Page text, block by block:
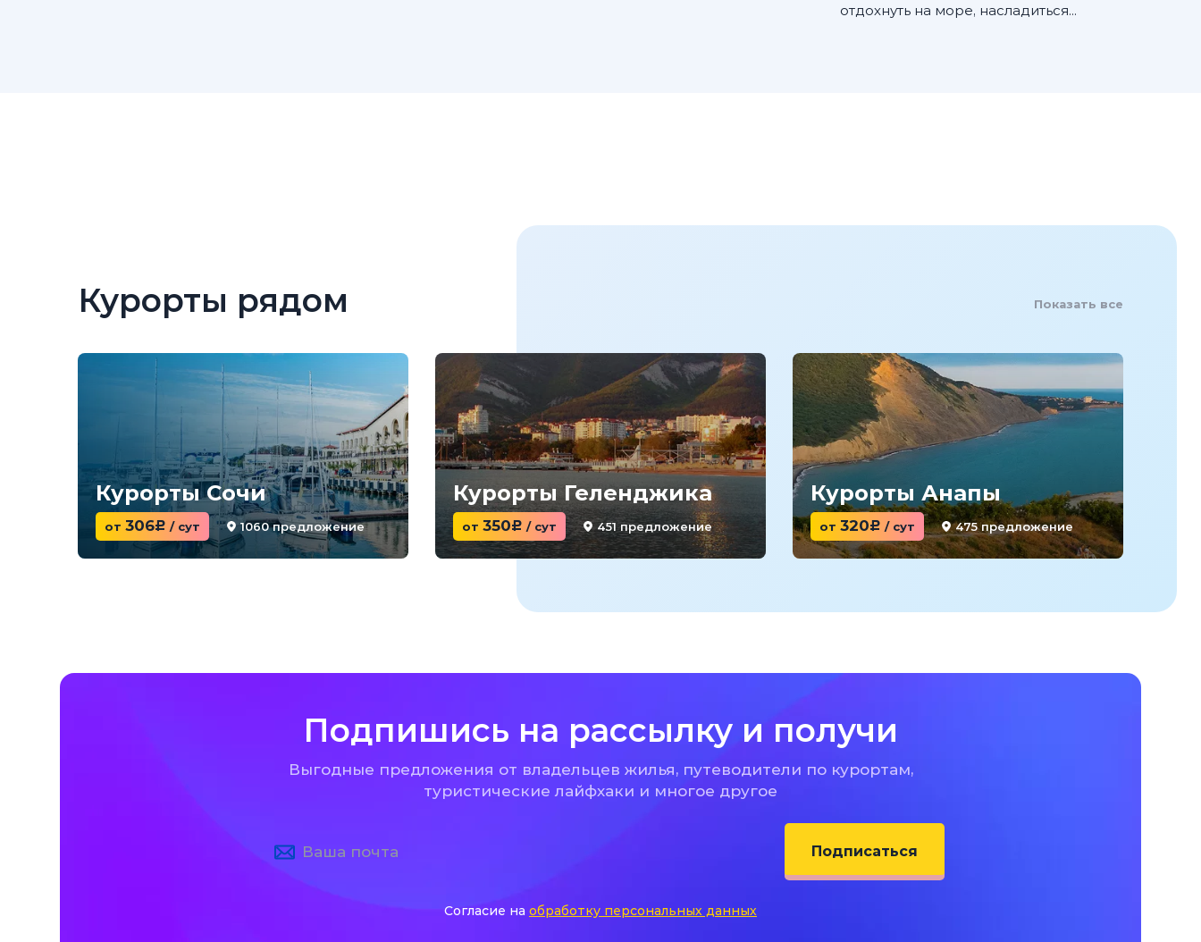
отдохнуть на море, насладиться...
Курорты рядом
Курорты Сочи
от 306c / сут 1060 предложение
Курорты Геленджика
от 350c / сут 451 предложение
Курорты Анапы
от 320c / сут 475 предложение
Показать все
Подпишись на рассылку и получи
Выгодные предложения от владельцев жилья, путеводители по курортам,
туристические лайфхаки и многое другое
Подписаться
Согласие на обработку персональных данных